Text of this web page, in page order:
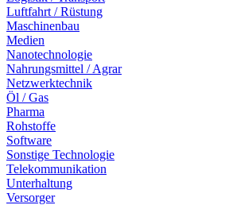
Luftfahrt / Rüstung
Maschinenbau
Medien
Nanotechnologie
Nahrungsmittel / Agrar
Netzwerktechnik
Öl / Gas
Pharma
Rohstoffe
Software
Sonstige Technologie
Telekommunikation
Unterhaltung
Versorger